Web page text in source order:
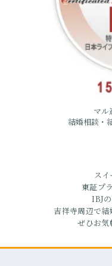
マル
結婚相談・
スイ
東証プ
IBJ
吉祥寺周辺で結
ぜひお気